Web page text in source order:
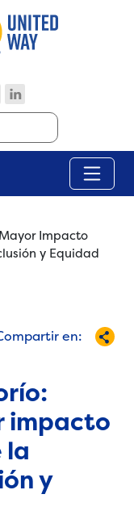
Impacto
y Equidad
en:
impacto
la
y